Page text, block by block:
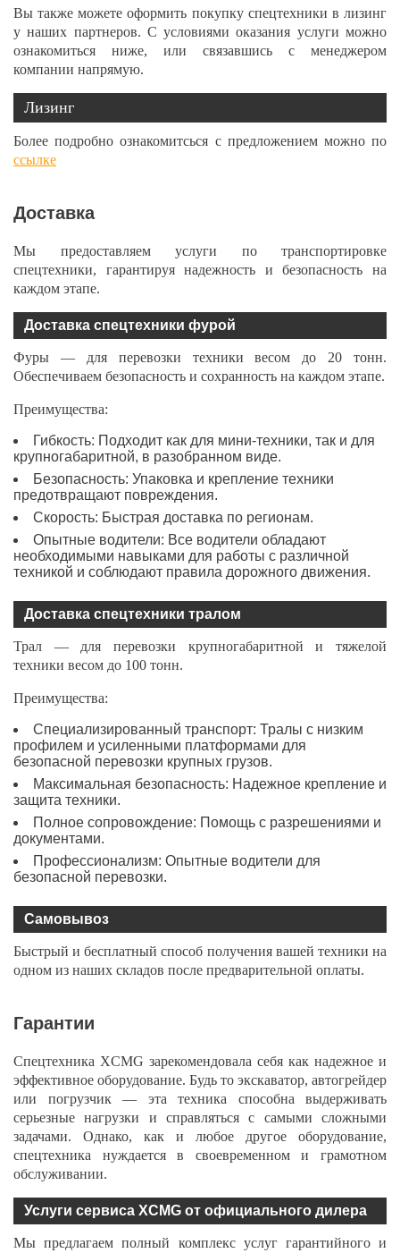
Вы также можете оформить покупку спецтехники в лизинг
у наших партнеров. С условиями оказания услуги можно
ознакомиться ниже, или связавшись с менеджером
компании напрямую.
Лизинг
Более подробно ознакомитсься с предложением можно по
ссылке
Доставка
Мы предоставляем услуги по транспортировке
спецтехники, гарантируя надежность и безопасность на
каждом этапе.
Доставка спецтехники фурой
Фуры — для перевозки техники весом до 20 тонн.
Обеспечиваем безопасность и сохранность на каждом этапе.
Преимущества:
Гибкость: Подходит как для мини-техники, так и для
крупногабаритной, в разобранном виде.
Безопасность: Упаковка и крепление техники
предотвращают повреждения.
Скорость: Быстрая доставка по регионам.
Опытные водители: Все водители обладают
необходимыми навыками для работы с различной
техникой и соблюдают правила дорожного движения.
Доставка спецтехники тралом
Трал — для перевозки крупногабаритной и тяжелой
техники весом до 100 тонн.
Преимущества:
Специализированный транспорт: Тралы с низким
профилем и усиленными платформами для
безопасной перевозки крупных грузов.
Максимальная безопасность: Надежное крепление и
защита техники.
Полное сопровождение: Помощь с разрешениями и
документами.
Профессионализм: Опытные водители для
безопасной перевозки.
Самовывоз
Быстрый и бесплатный способ получения вашей техники на
одном из наших складов после предварительной оплаты.
Гарантии
Спецтехника XCMG зарекомендовала себя как надежное и
эффективное оборудование. Будь то экскаватор, автогрейдер
или погрузчик — эта техника способна выдерживать
серьезные нагрузки и справляться с самыми сложными
задачами. Однако, как и любое другое оборудование,
спецтехника нуждается в своевременном и грамотном
обслуживании.
Услуги сервиса XCMG от официального дилера
Мы предлагаем полный комплекс услуг гарантийного и